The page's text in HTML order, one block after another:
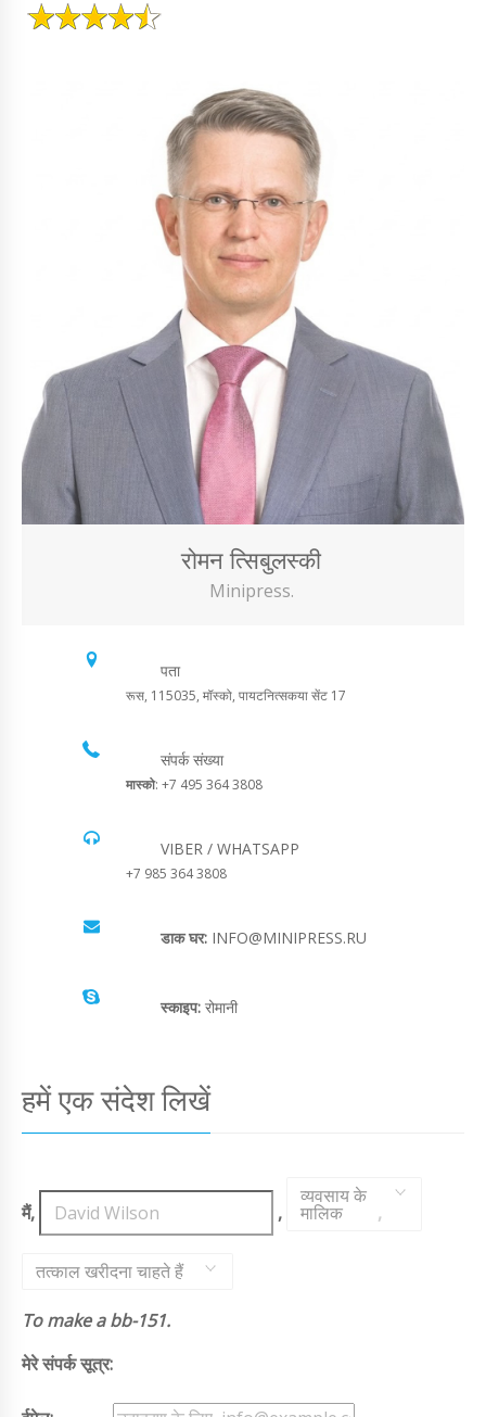
रोमन त्सिबुलस्की
Minipress.
पता
रूस, 115035, मॉस्को, पायटनित्सकया सेंट 17
संपर्क संख्या
मास्को: +7 495 364 3808
VIBER / WHATSAPP
+7 985 364 3808
डाक घर: INFO@MINIPRESS.RU
स्काइप: रोमानी
हमें एक संदेश लिखें
मैं, ,
व्यवसाय के
मालिक ,
तत्काल खरीदना चाहते हैं
To make a bb-151.
मेरे संपर्क सूत्र: